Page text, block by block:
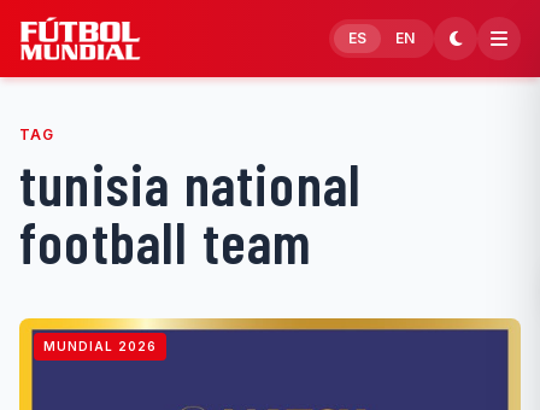
Skip to content
ES EN
TAG
tunisia national
football team
MUNDIAL 2026